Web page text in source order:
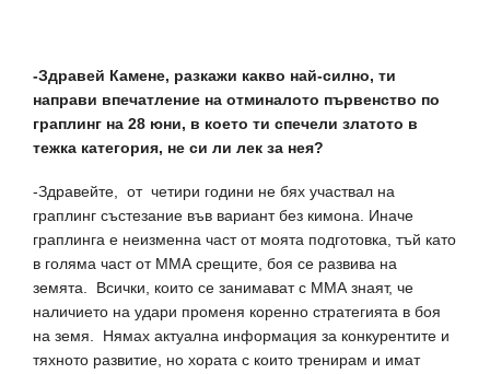
-Здравей Камене, разкажи какво най-силно, ти
направи впечатление на отминалото първенство по
граплинг на 28 юни, в което ти спечели златото в
тежка категория, не си ли лек за нея?
-Здравейте, от четири години не бях участвал на
граплинг състезание във вариант без кимона. Иначе
граплинга е неизменна част от моята подготовка, тъй като
в голяма част от ММА срещите, боя се развива на
земята. Всички, които се занимават с ММА знаят, че
наличието на удари променя коренно стратегията в боя
на земя. Нямах актуална информация за конкурентите и
тяхното развитие, но хората с които тренирам и имат